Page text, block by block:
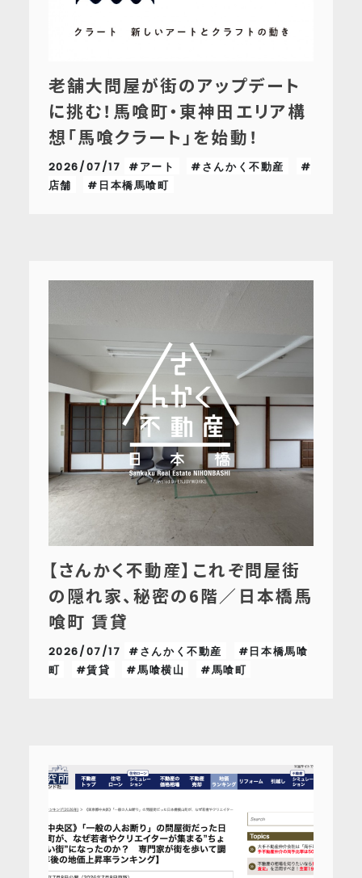
老舗大問屋が街のアップデート
に挑む！馬喰町・東神田エリア構
想「馬喰クラート」を始動！
2026/07/17 #アート #さんかく不動産
#
店舗
#日本橋馬喰町
【さんかく不動産】これぞ問屋街
の隠れ家、秘密の6階／日本橋馬
喰町 賃貸
2026/07/17 #さんかく不動産
#日本橋馬喰
町
#賃貸 #馬喰横山 #馬喰町